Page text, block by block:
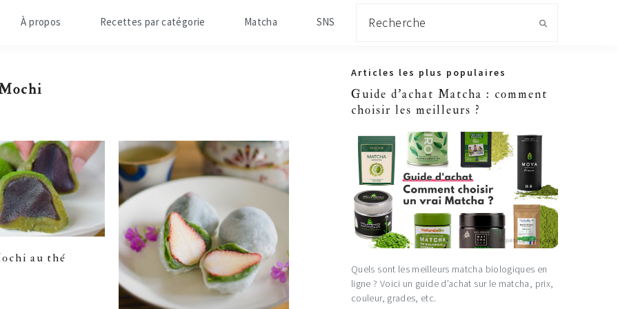
À propos Recettes par catégorie Matcha SNS
au thé
Primary
Sidebar
Articles les plus populaires
Guide d'achat Matcha : comment
choisir les meilleurs ?
Quels sont les meilleurs matcha biologiques en
ligne ? Voici un guide d’achat sur le matcha, prix,
couleur, grades, etc.